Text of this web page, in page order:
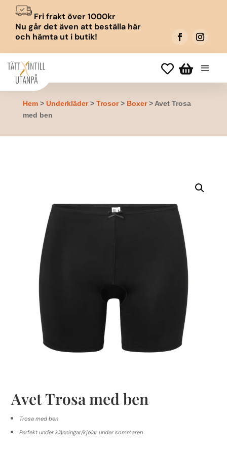
Fri frakt över 1000kr
Nu går det även att beställa här
och hämta ut i butik!
 
Hem> Underkläder> Trosor> Boxer> Avet Trosa
med ben
Avet Trosa med ben
Trosa med ben
Perfekt under klänningar/kjolar under sommaren